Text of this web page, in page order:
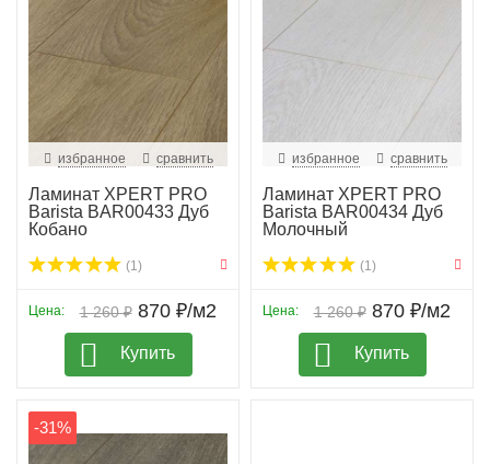
избранное сравнить
Ламинат XPERT PRO
Barista BAR00433 Дуб
Кобано
(1)
1 260 ₽
Цена: 870 ₽/м2
Купить
избранное сравнить
Ламинат XPERT PRO
Barista BAR00434 Дуб
Молочный
(1)
1 260 ₽
Цена: 870 ₽/м2
Купить
-31%